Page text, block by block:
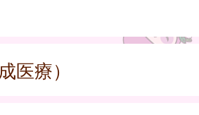
医療）